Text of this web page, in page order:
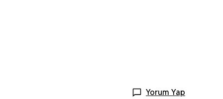
Yorum Yap